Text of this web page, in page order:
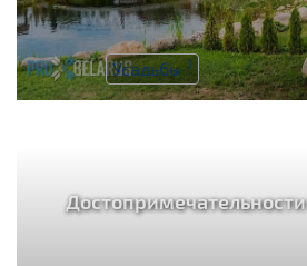
Усадьбы 1
Достопримечательности